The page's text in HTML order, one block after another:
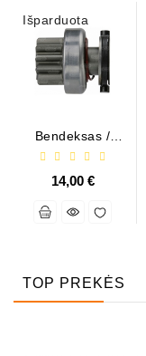
Išparduota
Bendeksas /
RNLD02181
14,00 €
TOP PREKĖS